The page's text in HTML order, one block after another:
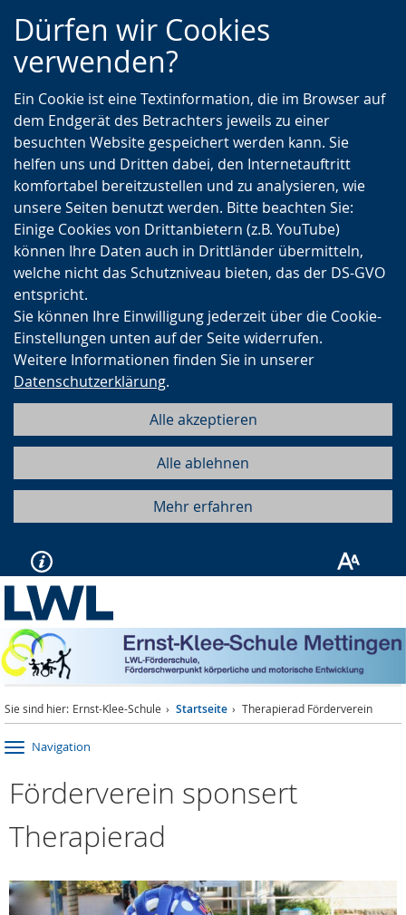
Zur
Hauptnavigation
Zur
Seitennavigation
Zum
Inhalt
Dürfen wir Cookies
verwenden?
Ein Cookie ist eine Textinformation, die im Browser auf
dem Endgerät des Betrachters jeweils zu einer
besuchten Website gespeichert werden kann. Sie
helfen uns und Dritten dabei, den Internetauftritt
komfortabel bereitzustellen und zu analysieren, wie
unsere Seiten benutzt werden. Bitte beachten Sie:
Einige Cookies von Drittanbietern (z.B. YouTube)
können Ihre Daten auch in Drittländer übermitteln,
welche nicht das Schutzniveau bieten, das der DS-GVO
entspricht.
Sie können Ihre Einwilligung jederzeit über die Cookie-
Einstellungen unten auf der Seite widerrufen.
Weitere Informationen finden Sie in unserer
Datenschutzerklärung.
Alle akzeptieren
Alle ablehnen
Mehr erfahren
Sie sind hier: Ernst-Klee-Schule Startseite Therapierad Förderverein
Navigation
Förderverein sponsert
Therapierad